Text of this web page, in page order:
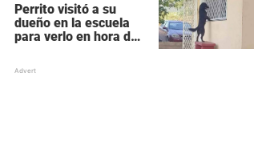
Perrito visitó a su
dueño en la escuela
para verlo en hora de